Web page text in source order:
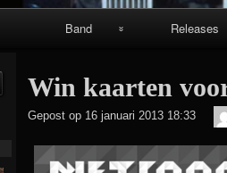
Band
Equipment:
Releases
Albums:
Video’s/DVD’s:
Win kaarten
Gepost op 16 januari 2013 18:33